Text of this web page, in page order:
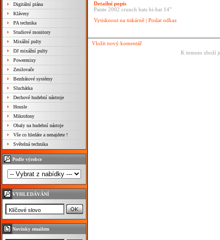
Digitální piána
Klávesy
PA technika
Studiové monitory
Mixážní pulty
DJ mixážní pulty
Powermixy
Zesilovače
Bezdrátové systémy
Sluchátka
Dechové hudební nástroje
Housle
Mikrofony
Obaly na hudební nástoje
Vše co hledáte a nenajdete !
Světelná technika
Podle výrobce
VYHLEDÁVÁNÍ
Novinky emailem
Detailní popis
Paiste 2002 crunch hats hi-hat 14"
Vytisknout na tiskárně | Poslat odkaz
Vložit nový komentář
K tomuto zboží